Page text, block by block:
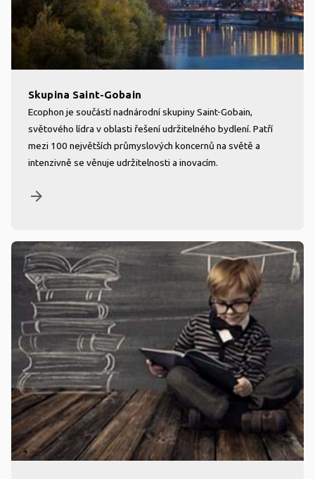
Skupina Saint-Gobain
Ecophon je součástí nadnárodní skupiny Saint-Gobain,
světového lídra v oblasti řešení udržitelného bydlení. Patří
mezi 100 největších průmyslových koncernů na světě a
intenzivně se věnuje udržitelnosti a inovacím.
arrow_forward